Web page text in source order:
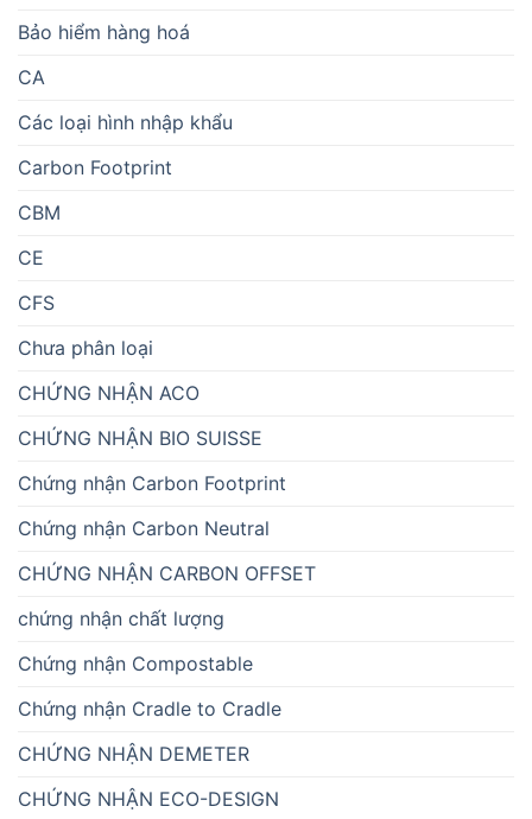
Bảo hiểm hàng hoá
CA
Các loại hình nhập khẩu
Carbon Footprint
CBM
CE
CFS
Chưa phân loại
CHỨNG NHẬN ACO
CHỨNG NHẬN BIO SUISSE
Chứng nhận Carbon Footprint
Chứng nhận Carbon Neutral
CHỨNG NHẬN CARBON OFFSET
chứng nhận chất lượng
Chứng nhận Compostable
Chứng nhận Cradle to Cradle
CHỨNG NHẬN DEMETER
CHỨNG NHẬN ECO-DESIGN